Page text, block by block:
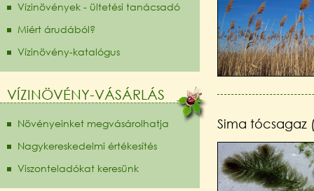
Vízinövények - ültetési tanácsadó
Miért árudából?
Vízinövény-katalógus
VÍZINÖVÉNY-VÁSÁRLÁS
Növényeinket megvásárolhatja
Nagykereskedelmi értékesítés
Viszonteladókat keresünk
Sima tócsagaz